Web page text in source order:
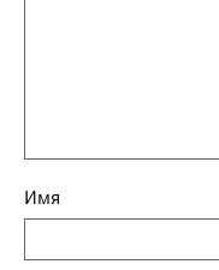
Имя